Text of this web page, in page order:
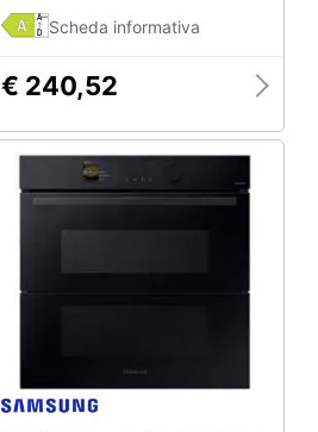
Scheda informativa
€ 240,52